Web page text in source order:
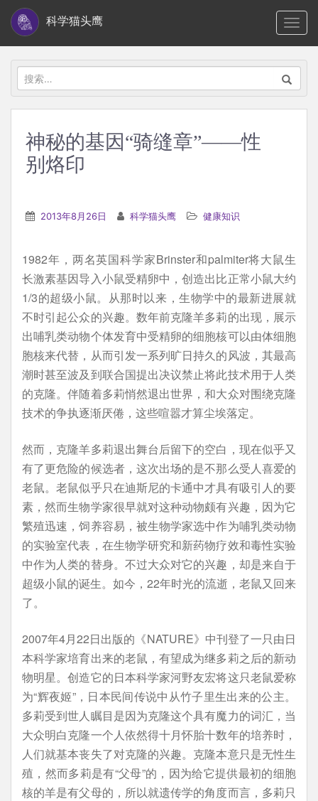
i
科学猫头鹰
搜
索：
神秘的基因“骑缝章”——性
别烙印
2013年8月26日 科学猫头鹰 健康知识
1982年，两名英国科学家Brinster和palmiter将大鼠生
长激素基因导入小鼠受精卵中，创造出比正常小鼠大约
1/3的超级小鼠。从那时以来，生物学中的最新进展就
不时引起公众的兴趣。数年前克隆羊多莉的出现，展示
出哺乳类动物个体发育中受精卵的细胞核可以由体细胞
胞核来代替，从而引发一系列旷日持久的风波，其最高
潮时甚至波及到联合国提出决议禁止将此技术用于人类
的克隆。伴随着多莉悄然退出世界，和大众对围绕克隆
技术的争执逐渐厌倦，这些喧嚣才算尘埃落定。
然而，克隆羊多莉退出舞台后留下的空白，现在似乎又
有了更危险的候选者，这次出场的是不那么受人喜爱的
老鼠。老鼠似乎只在迪斯尼的卡通中才具有吸引人的要
素，然而生物学家很早就对这种动物颇有兴趣，因为它
繁殖迅速，饲养容易，被生物学家选中作为哺乳类动物
的实验室代表，在生物学研究和新药物疗效和毒性实验
中作为人类的替身。不过大众对它的兴趣，却是来自于
超级小鼠的诞生。如今，22年时光的流逝，老鼠又回来
了。
2007年4月22日出版的《NATURE》中刊登了一只由日
本科学家培育出来的老鼠，有望成为继多莉之后的新动
物明星。创造它的日本科学家河野友宏将这只老鼠爱称
为“辉夜姬”，日本民间传说中从竹子里生出来的公主。
多莉受到世人瞩目是因为克隆这个具有魔力的词汇，当
大众明白克隆一个人依然得十月怀胎十数年的培养时，
人们就基本丧失了对克隆的兴趣。克隆本意只是无性生
殖，然而多莉是有“父母”的，因为给它提供最初的细胞
核的羊是有父母的，所以就遗传学的角度而言，多莉只